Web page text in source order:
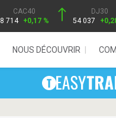
CAC40
8 714 +0,17 %
DJ30
54 037
NOUS DÉCOUVRIR